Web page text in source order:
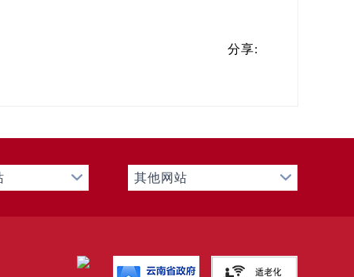
分享:
其他网站